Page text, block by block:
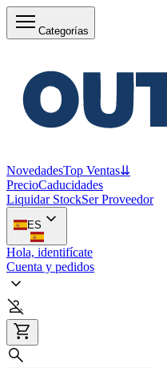
Categorías
NovedadesTop Ventas⇊
PrecioCaducidades
Liquidar StockSer Proveedor
ES
Hola, identifícate
Cuenta y pedidos